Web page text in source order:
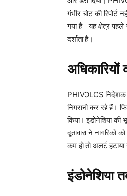
गंभीर चोट की
गया है। यह क्षेत्र
दर्शाता है।
PHIVOLCS निदेशक
निगरानी कर रहे हैं।
किया। इंडोनेशिया
दूतावास ने नागरिकों
कम हो तो अलर्ट हटाया
इंडोनेशिया